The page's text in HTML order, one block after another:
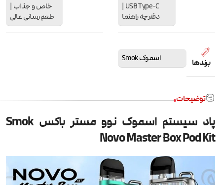
USB Type-C |
دفترچه راهنما
خاص و جذاب |
طعم رسانی عالی
برندها اسموک Smok
توضیحات
پاد سیستم اسموک نوو مستر باکس Smok
Novo Master Box Pod Kit